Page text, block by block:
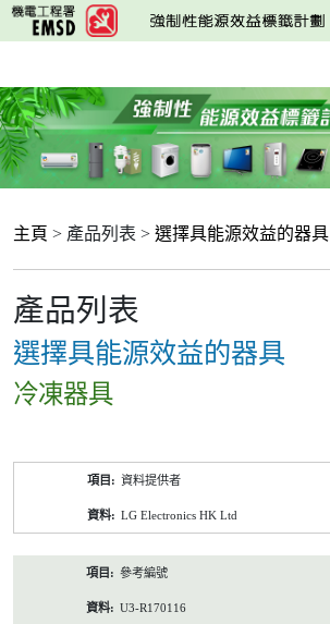
跳
至
要
內
容
主頁 > 產品列表 > 選擇具能源效益的器具
產品列表
選擇具能源效益的器具
冷凍器具
資料提供者
LG Electronics HK Ltd
參考編號
U3-R170116